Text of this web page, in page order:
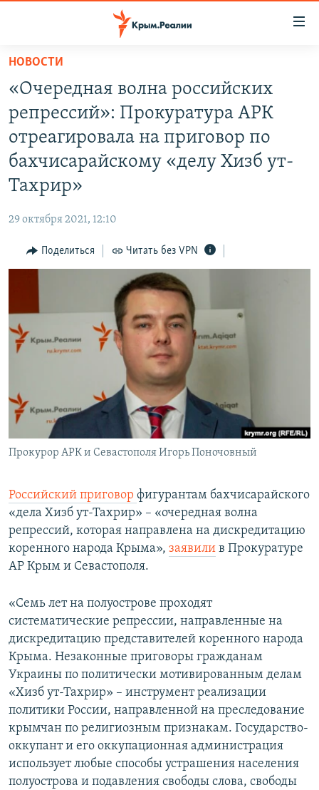
Вернуться
основному
содержанию
Вернутся
главной
навигации
Вернутся
СПЕЦПРОЕКТЫ
КАРТА ВОЕННЫХ ОБЪЕКТОВ КРЫМА
ВОДА
ИСТОРИЯ
ЕЩЕ
ТЕЛЕПРОЕКТ КРЫМ.РЕАЛИИ
СОВЕТЫ ПРАВОЗАЩИТНИКОВ
ПРОПАВШИЕ БЕЗ ВЕСТИ
ПОБЕДИТЕЛЕЙ НЕ СУДЯТ?
КРЫМ.НЕПОКОРЕННЫЙ
УКРАИНСКАЯ ПРОБЛЕМА КРЫМА
КАК ОБОЙТИ БЛОКИРОВКУ
Українською
ПРИСОЕДИНЯЙТЕСЬ!
Все сайты RFE/RL
НОВОСТИ
«Очередная волна российских
репрессий»: Прокуратура АРК
отреагировала на приговор по
бахчисарайскому «делу Хизб ут-
Тахрир»
29 октября 2021, 12:10
Поделиться Читать без VPN
Прокурор АРК и Севастополя Игорь Поночовный
Российский приговор фигурантам бахчисарайского
«дела Хизб ут-Тахрир» – «очередная волна
репрессий, которая направлена на дискредитацию
коренного народа Крыма», заявили в Прокуратуре
АР Крым и Севастополя.
«Семь лет на полуострове проходят
систематические репрессии, направленные на
дискредитацию представителей коренного народа
Крыма. Незаконные приговоры гражданам
Украины по политически мотивированным делам
«Хизб ут-Тахрир» – инструмент реализации
политики России, направленной на преследование
крымчан по религиозным признакам. Государство-
оккупант и его оккупационная администрация
использует любые способы устрашения населения
полуострова и подавления свободы слова, свободы